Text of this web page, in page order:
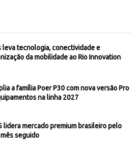
leva tecnologia, conectividade e
da mobilidade ao Rio Innovation
a família Poer P30 com nova versão Pro
na linha 2027
lidera mercado premium brasileiro pelo
seguido